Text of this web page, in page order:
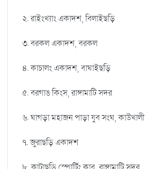
২. রাইংখ্যাং একাদশ, বিলাইছড়ি
৩. বরকল একাদশ, বরকল
৪. কাচালং একাদশ, বাঘাইছড়ি
৫. বরগাঙ কিংস, রাঙ্গামাটি সদর
৬. ঘাগড়া মহাজন পাড়া যুব সংঘ, কাউখালী
৭. জুরাছড়ি একাদশ